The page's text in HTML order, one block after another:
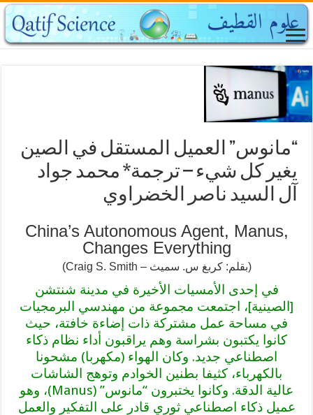
“مانوس” العميل المستقل في الصين
يغير كل شيء – ترجمة* محمد جواد
آل السيد ناصر الخضراوي
China’s Autonomous Agent, Manus,
Changes Everything
(Craig S. Smith – بقلم: كربغ س. سميث)
في إحدى الأمسيات الأخيرة في مدينة شنتشن
[الصينية]، اجتمعت مجموعة من مهندسي البرمجيات
في مساحة عمل مشتركة ذات إضاءة خافتة، حيث
كانوا يكتبون بشراسة وهم يراقبون أداء نظام ذكاء
اصطناعي جديد. وكان الهواء (مكهربا) مشحونا
بالكهرباء، كثيفا بطنين الخوادم وتوهج الشاشات
عالية الدقة. وكانوا يختبرون “مانوس” (Manus)، وهو
عميل ذكاء اصطناعي ثوري قادر على التفكير والعمل